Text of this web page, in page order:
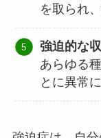
を取られ
強迫的な
あらゆる
とに異常